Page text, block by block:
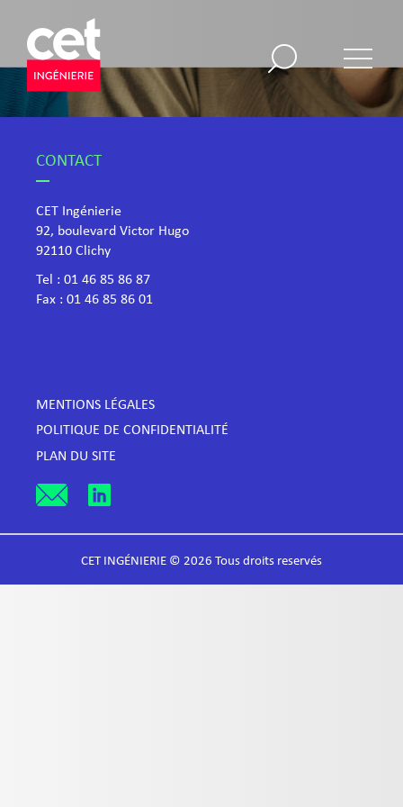
CONTACT
CET Ingénierie
92, boulevard Victor Hugo
​92110 Clichy
Tel : 01 46 85 86 87
Fax : 01 46 85 86 01
MENTIONS LÉGALES
POLITIQUE DE CONFIDENTIALITÉ
PLAN DU SITE
CET INGÉNIERIE © 2026 Tous droits reservés